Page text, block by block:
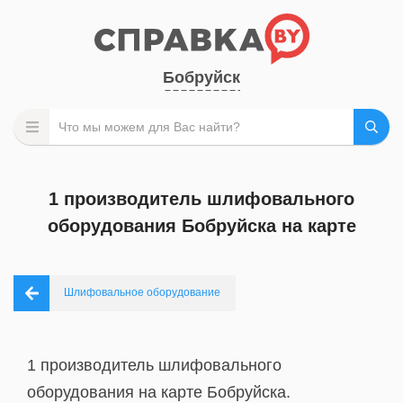
Бобруйск
1 производитель шлифовального
оборудования Бобруйска на карте
Шлифовальное оборудование
1 производитель шлифовального
оборудования на карте Бобруйска.